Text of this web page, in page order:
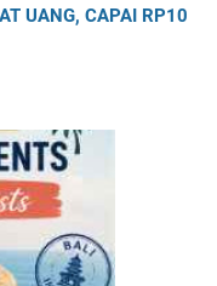
UANG, CAPAI RP10